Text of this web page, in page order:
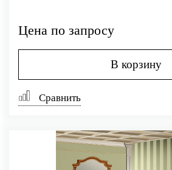
Цена по запросу
В корзину
Сравнить